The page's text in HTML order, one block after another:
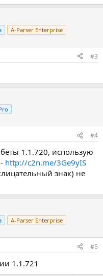
A-Parser Enterprise
#3
#4
1.1.720, использую
http://c2n.me/3Ge9yIS
знак) не
A-Parser Enterprise
#5
1.1.721